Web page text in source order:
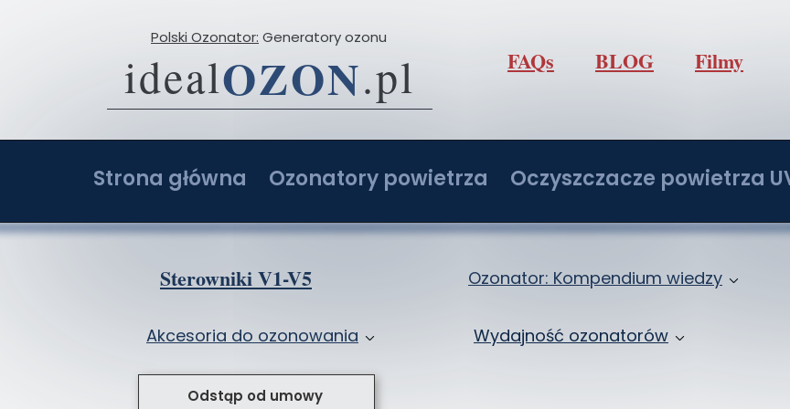
Odstąp od umowy
Strona główna
O firmie
Ozonatory z AI: Ranking i opinie
Ozonatory powietrza
Ozonator 2-20 g/h z regulacją O3
Ozonator 8-80 g/h z regulacją O3
Ozonator samochodowy
Oczyszczacze powietrza
Oczyszczacz powietrza
Oczyszczacz powietrza
Oczyszczacz powietrza
Oczyszczacz powietrza
Akcesoria do ozonowania
Przystawki do ozonatorów
Ozonator: Kompendium wiedzy
Wydajność ozonatorów
FAQs BLOG Filmy
idealOZON.pl
Polski Ozonator: Generatory ozonu
Sterowniki V1-V5